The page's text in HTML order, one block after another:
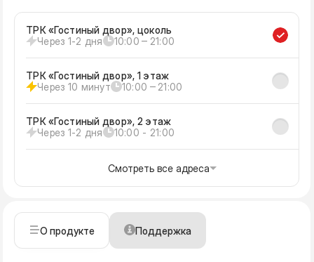
ТРК «Гостиный двор», цоколь
Через 1-2 дня
10:00 ‒ 21:00
ТРК «Гостиный двор», 1 этаж
Через 10 минут
10:00 ‒ 21:00
ТРК «Гостиный двор», 2 этаж
Через 1-2 дня
10:00 - 21:00
Смотреть все адреса
О продукте Поддержка